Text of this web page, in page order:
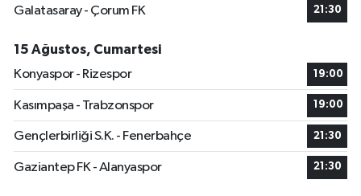
Galatasaray - Çorum FK
21:30
15 Ağustos, Cumartesi
Konyaspor - Rizespor
19:00
Kasımpaşa - Trabzonspor 19:00
Gençlerbirliği S.K. - Fenerbahçe 21:30
Gaziantep FK - Alanyaspor 21:30